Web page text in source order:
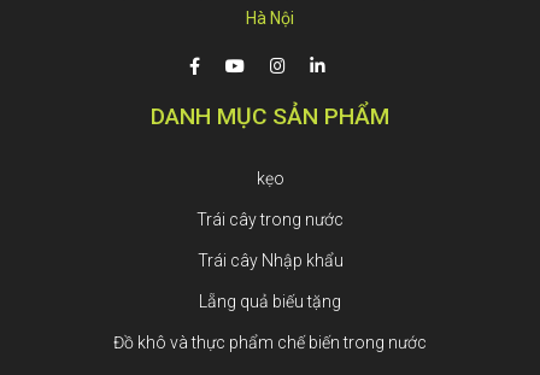
Hà Nội
DANH MỤC SẢN PHẨM
kẹo
Trái cây trong nước
Trái cây Nhập khẩu
Lẵng quả biếu tặng
Đồ khô và thực phẩm chế biến trong nước